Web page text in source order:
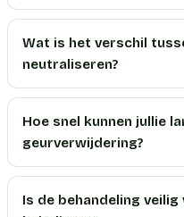
Wat is het verschil
neutraliseren?
Hoe snel kunnen jullie
geurverwijdering?
Is de behandeling